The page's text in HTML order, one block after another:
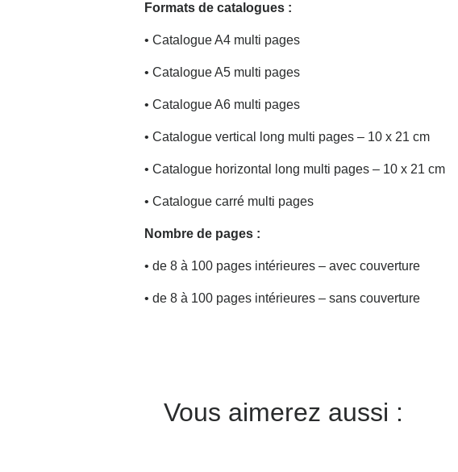
Formats de catalogues :
• Catalogue A4 multi pages
• Catalogue A5 multi pages
• Catalogue A6 multi pages
• Catalogue vertical long multi pages – 10 x 21 cm
• Catalogue horizontal long multi pages – 10 x 21 cm
• Catalogue carré multi pages
Nombre de pages :
• de 8 à 100 pages intérieures – avec couverture
• de 8 à 100 pages intérieures – sans couverture
Vous aimerez aussi :